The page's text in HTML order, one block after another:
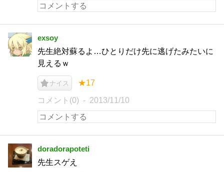
exsoy
先生絶対蘇るよ…ひとりだけ先に逃げたみたいに
見えるｗ
ナイス ★17
コメント(0) 2013/11/10
doradorapoteti
先生スゲえ